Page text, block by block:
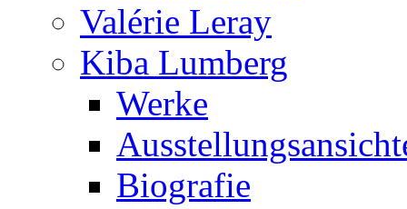
Valérie Leray
Kiba Lumberg
Werke
Biografie